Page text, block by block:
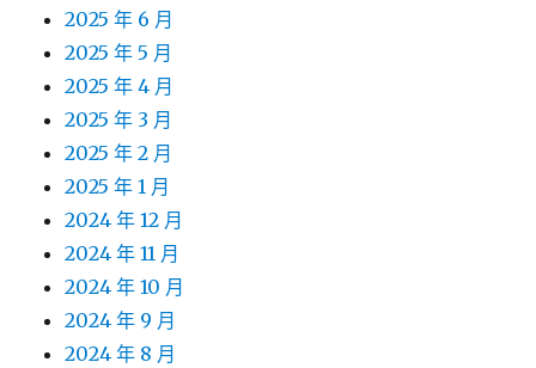
2025 年 6 月
2025 年 5 月
2025 年 4 月
2025 年 3 月
2025 年 2 月
2025 年 1 月
2024 年 12 月
2024 年 11 月
2024 年 10 月
2024 年 9 月
2024 年 8 月